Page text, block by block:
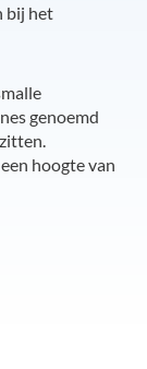
bij het
genoemd
hoogte van